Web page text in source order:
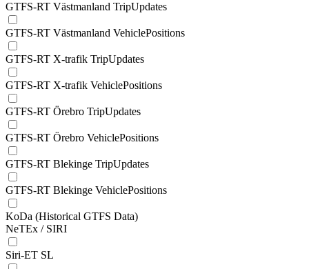
GTFS-RT Västmanland TripUpdates
GTFS-RT Västmanland VehiclePositions
GTFS-RT X-trafik TripUpdates
GTFS-RT X-trafik VehiclePositions
GTFS-RT Örebro TripUpdates
GTFS-RT Örebro VehiclePositions
GTFS-RT Blekinge TripUpdates
GTFS-RT Blekinge VehiclePositions
KoDa (Historical GTFS Data)
NeTEx / SIRI
Siri-ET SL